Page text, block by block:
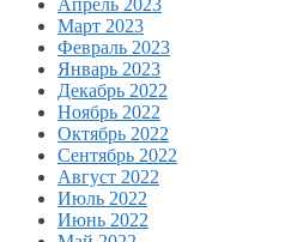
Апрель 2023
Март 2023
Февраль 2023
Январь 2023
Декабрь 2022
Ноябрь 2022
Октябрь 2022
Сентябрь 2022
Август 2022
Июль 2022
Июнь 2022